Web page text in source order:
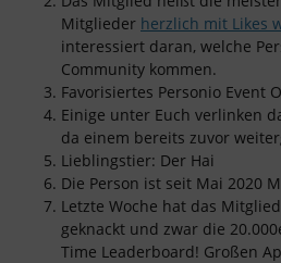
Mitglieder herzlich mit Likes
interessiert daran, welche
Community kommen.
Favorisiertes Personio Event
Einige unter Euch verlinken
da einem bereits zuvor
Lieblingstier: Der Hai
Die Person ist seit Mai 2020
Letzte Woche hat das
geknackt und zwar die
Time Leaderboard! Großen